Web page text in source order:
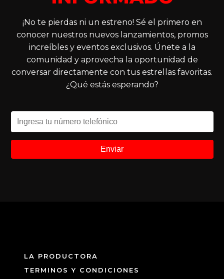
¡No te pierdas ni un estreno! Sé el primero en
conocer nuestros nuevos lanzamientos, promos
increíbles y eventos exclusivos. Únete a la
comunidad y aprovecha la oportunidad de
conversar directamente con tus estrellas favoritas.
¿Qué estás esperando?
LA PRODUCTORA
TERMINOS Y CONDICIONES